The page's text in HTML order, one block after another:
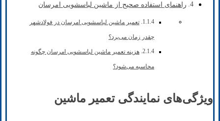
راهنمای استفاده صحیح از ماشین لباسشویی امرسان
تعمیر ماشین لباسشویی امرسان در فولادشهر
چقدر زمان می‌برد؟
هزینه تعمیر ماشین لباسشویی امرسان چگونه
محاسبه می‌شود؟
ویژگی‌های نمایندگی تعمیر ماشین